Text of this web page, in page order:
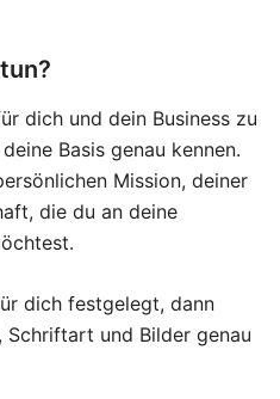
dich und dein Business zu
Basis genau kennen.
Mission, deiner
die du an deine
dich festgelegt, dann
Schriftart und Bilder genau